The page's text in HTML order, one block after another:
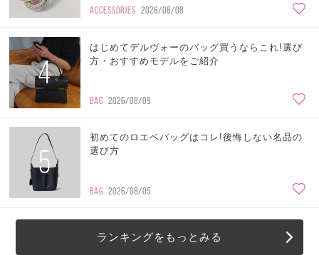
ACCESSORIES 2026/08/08
4
はじめてデルヴォーのバッグ買うならこれ!選び
方・おすすめモデルをご紹介
BAG 2026/08/09
5
初めてのロエベバッグはコレ!後悔しない名品の
選び方
BAG 2026/08/05
ランキングをもっとみる